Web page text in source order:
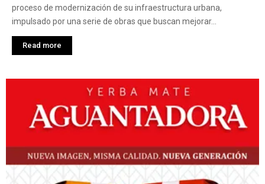
proceso de modernización de su infraestructura urbana,
impulsado por una serie de obras que buscan mejorar...
Read more